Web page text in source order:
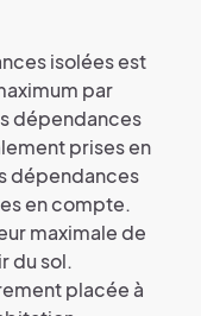
isolées est
par
dépendances
prises en
dépendances
en compte.
maximale de
du sol.
placée à